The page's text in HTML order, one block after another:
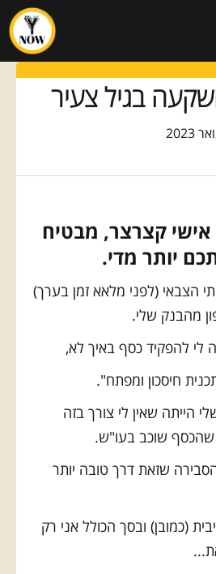
בגיל צעיר
2023
קצרצר, מבטיח
יותר מדי.
הצבאי (לפני מלאא זמן בערך)
מהבנק שלי.
לי להפקיד כסף באיך לא,
חיסכון ומפתח".
הייתה שאין לי צורך בזה
שהכסף שוכב בעו"ש.
שזאת דרך טובה יותר
(כמובן) ובסך הכולל אני רק